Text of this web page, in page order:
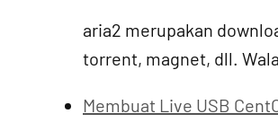
aria2 merupakan
torrent, magnet, dll.
Membuat Live USB